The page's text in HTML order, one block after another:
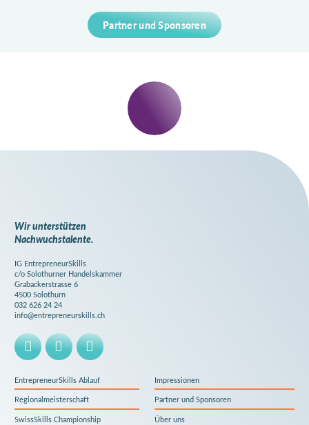
Partner und Sponsoren
Wir unterstützen
Nachwuchstalente.
IG EntrepreneurSkills
c/o Solothurner Handelskammer
Grabackerstrasse 6
4500 Solothurn
032 626 24 24
info@entrepreneurskills.ch
EntrepreneurSkills Ablauf
Regionalmeisterschaft
SwissSkills Championship
Impressionen
Partner und Sponsoren
Über uns